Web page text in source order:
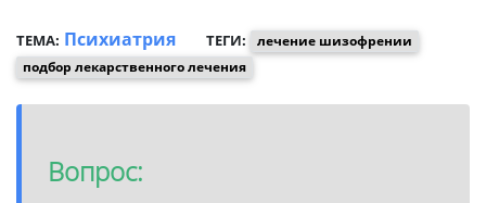
ТЕМА: Психиатрия ТЕГИ:
лечение шизофрении
подбор лекарственного лечения
Вопрос: